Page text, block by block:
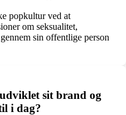
popkultur ved at
om seksualitet,
sin offentlige person
sit brand og
i dag?